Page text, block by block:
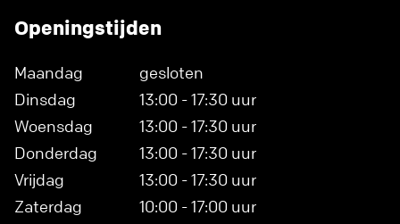
Openingstijden
Maandag
gesloten
Dinsdag
13:00 - 17:30 uur
Woensdag
13:00 - 17:30 uur
Donderdag
13:00 - 17:30 uur
Vrijdag
13:00 - 17:30 uur
Zaterdag
10:00 - 17:00 uur